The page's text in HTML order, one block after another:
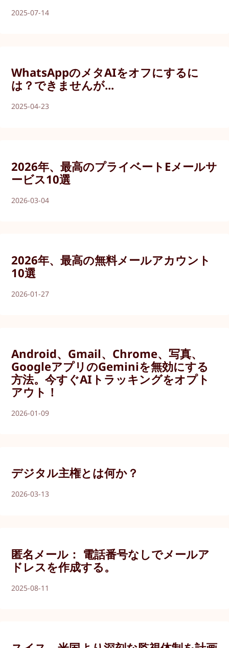
2025-07-14
WhatsAppのメタAIをオフにするに
は？できませんが...
2025-04-23
2026年、最高のプライベートEメールサ
ービス10選
2026-03-04
2026年、最高の無料メールアカウント
10選
2026-01-27
Android、Gmail、Chrome、写真、
GoogleアプリのGeminiを無効にする
方法。今すぐAIトラッキングをオプト
アウト！
2026-01-09
デジタル主権とは何か？
2026-03-13
匿名メール： 電話番号なしでメールア
ドレスを作成する。
2025-08-11